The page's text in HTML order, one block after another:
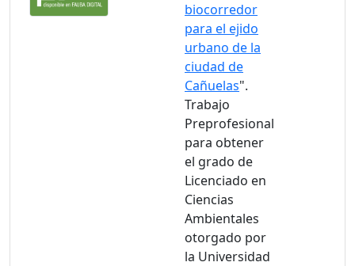
biocorredor
para el ejido
urbano de la
ciudad de
Cañuelas".
Trabajo
Preprofesional
para obtener
el grado de
Licenciado en
Ciencias
Ambientales
otorgado por
la Universidad